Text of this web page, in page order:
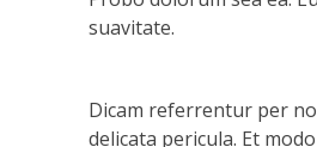
suavitate.
Dicam referrentur per
delicata pericula. Et